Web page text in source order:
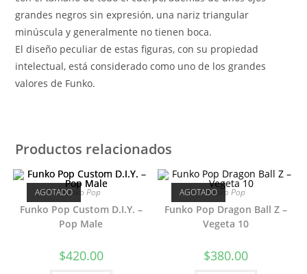
grandes negros sin expresión, una nariz triangular
minúscula y generalmente no tienen boca.
El diseño peculiar de estas figuras, con su propiedad
intelectual, está considerado como uno de los grandes
valores de Funko.
Productos relacionados
AGOTADOFunko Pop
Funko Pop Custom D.I.Y. –
Pop Male
$420.00
AGOTADOFunko Pop
Funko Pop Dragon Ball Z –
Vegeta 10
$380.00